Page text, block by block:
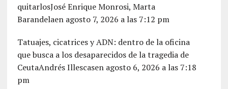
quitarlosJosé Enrique Monrosi, Marta
Barandelaen agosto 7, 2026 a las 7:12 pm
Tatuajes, cicatrices y ADN: dentro de la oficina
que busca a los desaparecidos de la tragedia de
CeutaAndrés Illescasen agosto 6, 2026 a las 7:18
pm